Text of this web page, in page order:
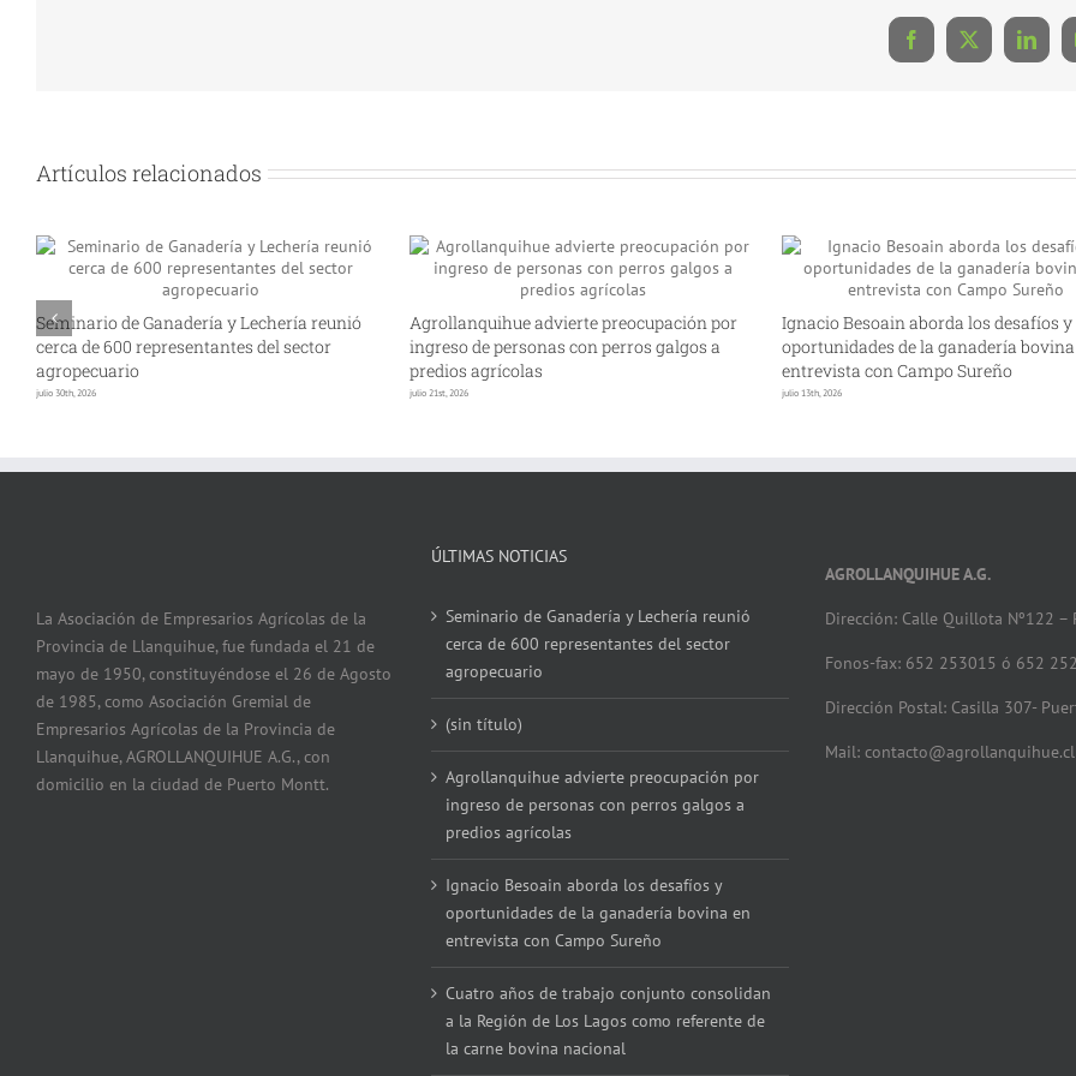
Facebook
X
Artículos relacionados
Seminario de Ganadería y Lechería reunió
cerca de 600 representantes del sector
agropecuario
julio 30th, 2026
Agrollanquihue advierte preocupación por
ingreso de personas con perros galgos a
predios agrícolas
julio 21st, 2026
Ignacio Besoain aborda los desafíos y
oportunidades de la ganadería
entrevista con Campo Sureño
julio 13th, 2026
La Asociación de Empresarios Agrícolas de la
Provincia de Llanquihue, fue fundada el 21 de
mayo de 1950, constituyéndose el 26 de Agosto
de 1985, como Asociación Gremial de
Empresarios Agrícolas de la Provincia de
Llanquihue, AGROLLANQUIHUE A.G., con
domicilio en la ciudad de Puerto Montt.
ÚLTIMAS NOTICIAS
Seminario de Ganadería y Lechería reunió
cerca de 600 representantes del sector
agropecuario
(sin título)
Agrollanquihue advierte preocupación por
ingreso de personas con perros galgos a
predios agrícolas
Ignacio Besoain aborda los desafíos y
oportunidades de la ganadería bovina en
entrevista con Campo Sureño
Cuatro años de trabajo conjunto consolidan
a la Región de Los Lagos como referente de
la carne bovina nacional
AGROLLANQUIHUE A.G.
Dirección: Calle Quillota Nº122
Fonos-fax: 652 253015 ó 652
Dirección Postal: Casilla 307-
Mail: contacto@agrollanquihue.cl